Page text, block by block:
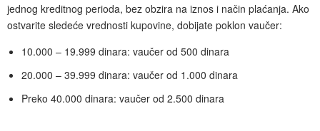
jednog kreditnog perioda, bez obzira na iznos i način plaćanja. Ako
ostvarite sledeće vrednosti kupovine, dobijate poklon vaučer:
10.000 – 19.999 dinara: vaučer od 500 dinara
20.000 – 39.999 dinara: vaučer od 1.000 dinara
Preko 40.000 dinara: vaučer od 2.500 dinara